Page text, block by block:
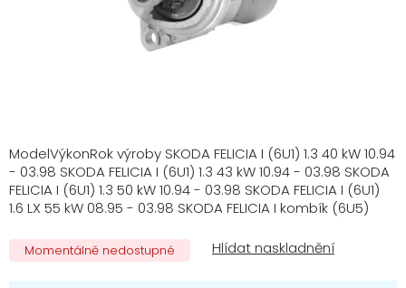
ModelVýkonRok výroby SKODA FELICIA I (6U1) 1.3 40 kW 10.94
- 03.98 SKODA FELICIA I (6U1) 1.3 43 kW 10.94 - 03.98 SKODA
FELICIA I (6U1) 1.3 50 kW 10.94 - 03.98 SKODA FELICIA I (6U1)
1.6 LX 55 kW 08.95 - 03.98 SKODA FELICIA I kombík (6U5)
Momentálně nedostupné